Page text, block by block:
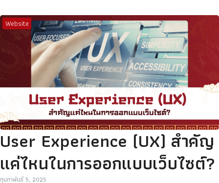
Website
User Experience (UX) สำคัญ
แค่ไหนในการออกแบบเว็บไซต์?
กุมภาพันธ์ 5, 2025